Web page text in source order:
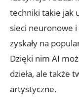
techniki takie jak
sieci neuronowe
zyskały na
Dzięki nim AI
dzieła, ale także
artystyczne.